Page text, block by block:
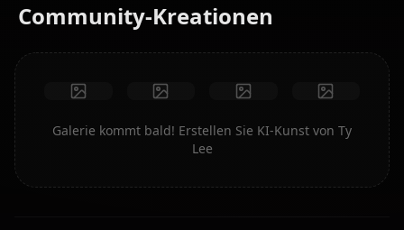
Community-Kreationen
Galerie kommt bald! Erstellen Sie KI-Kunst von Ty
Lee